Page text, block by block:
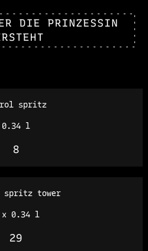
DIE PRINZESSIN
spritz
0.34 l
8
spritz tower
x 0.34 l
29